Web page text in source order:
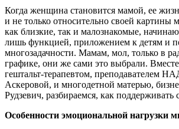
Когда женщина становится мамой, ее
и не только относительно своей
как близкие, так и малознакомые,
лишь функцией, приложением к детям и
многозадачности. Мамам, мол, только в
графике, они же сами это выбрали.
гештальт-терапевтом, преподавателем
Аскеровой, и многодетной матерью,
Рудзевич, разбираемся, как поддерживать
Особенности эмоциональной нагрузки